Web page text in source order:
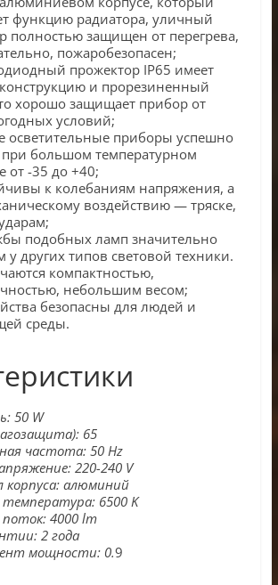
функцию радиатора, уличный
полностью защищен от перегрева,
пожаробезопасен;
прожектор IP65 имеет
и прорезиненный
хорошо защищает прибор от
условий;
осветительные приборы успешно
при большом температурном
от -35 до +40;
к колебаниям напряжения, а
воздействию — тряске,
подобных ламп значительно
других типов световой техники.
компактностью,
небольшим весом;
безопасны для людей и
среды.
50 W
65
частота: 50 Hz
: 220-240 V
: алюминий
температура: 6500 K
поток: 4000 lm
: 2 года
мощности: 0.9